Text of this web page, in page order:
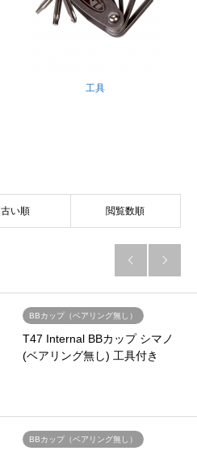
工具
古い順 閲覧数順
 
BBカップ（ベアリング無し）
T47 Internal BBカップ シマノ
(ベアリング無し) 工具付き
BBカップ（ベアリング無し）